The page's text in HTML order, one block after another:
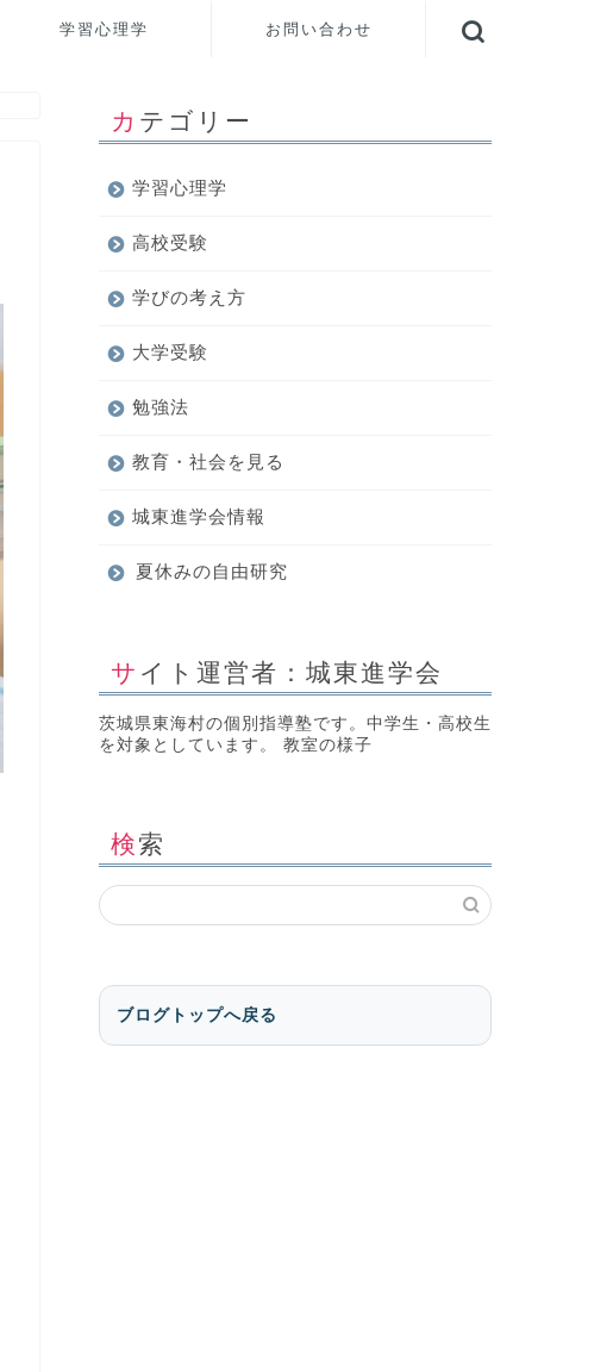
学習心理学 お問い合わせ
カテゴリー
学習心理学
高校受験
学びの考え方
大学受験
勉強法
教育・社会を見る
城東進学会情報
夏休みの自由研究
サイト運営者：城東進学会
茨城県東海村の個別指導塾です。中学生・高校生
を対象としています。 教室の様子
検索
ブログトップへ戻る